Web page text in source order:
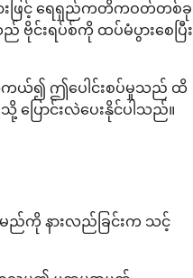
ဖြင့် ရေရှည်ကတိကဝတ်တစ်ခု
င်းရပ်စ်ကို ထပ်မံပွားစေပြီး
အကယ်၍ ဤပေါင်းစပ်မှုသည် ထိ
ြောင်းလဲပေးနိုင်ပါသည်။
မည်ကို နားလည်ခြင်းက သင့်